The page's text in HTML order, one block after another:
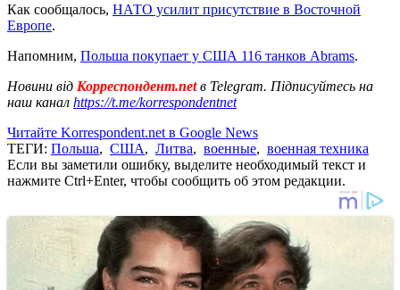
Как сообщалось, НАТО усилит присутствие в Восточной
Европе.
Напомним, Польша покупает у США 116 танков Abrams.
Новини від Корреспондент.netв Telegram. Підписуйтесь на
наш канал https://t.me/korrespondentnet
Читайте Korrespondent.net в Google News
ТЕГИ: Польша, США, Литва, военные, военная техника
Если вы заметили ошибку, выделите необходимый текст и
нажмите Ctrl+Enter, чтобы сообщить об этом редакции.